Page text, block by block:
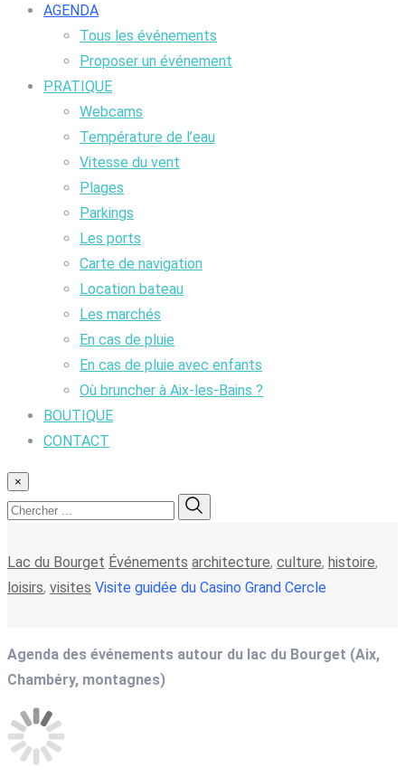
AGENDA
Tous les événements
Proposer un événement
PRATIQUE
Webcams
Température de l’eau
Vitesse du vent
Plages
Parkings
Les ports
Carte de navigation
Location bateau
Les marchés
En cas de pluie
En cas de pluie avec enfants
Où bruncher à Aix-les-Bains ?
BOUTIQUE
CONTACT
×
Lac du Bourget Événements architecture, culture, histoire,
loisirs, visites Visite guidée du Casino Grand Cercle
Agenda des événements autour du lac du Bourget (Aix,
Chambéry, montagnes)